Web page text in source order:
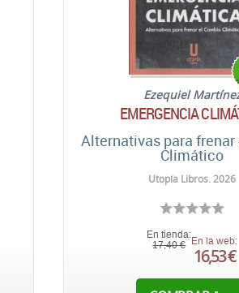
Ezequiel
EMERGENCIA
Alternativas para frenar
Climático
Utopía Libros. 2026
En tienda:
17,40 €
En la web:
16,53 €